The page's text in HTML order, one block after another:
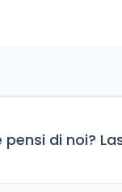
pensi di noi?